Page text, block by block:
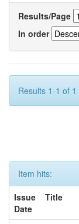
Results/Page
In order
Results 1-1 of
Item hits:
Issue
Date
Title